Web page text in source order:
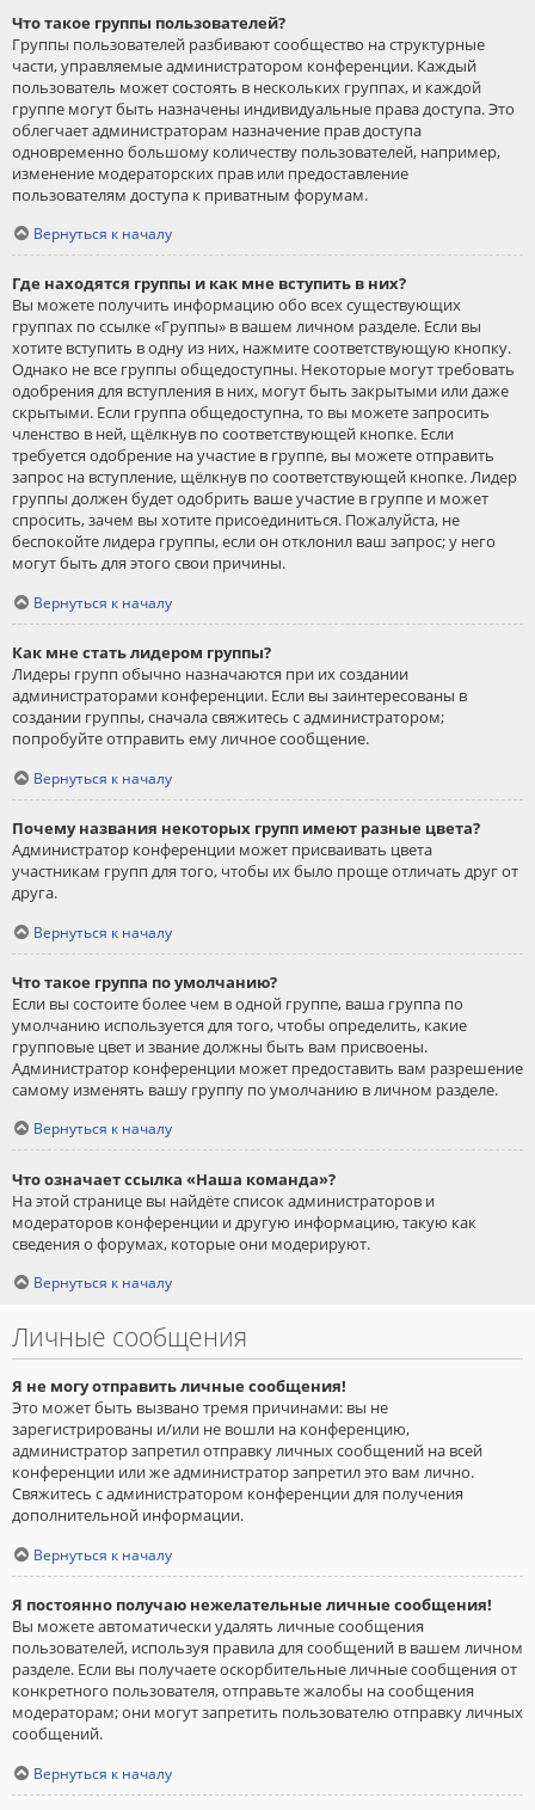
Что такое группы пользователей?
Группы пользователей разбивают сообщество на структурные
части, управляемые администратором конференции. Каждый
пользователь может состоять в нескольких группах, и каждой
группе могут быть назначены индивидуальные права доступа. Это
облегчает администраторам назначение прав доступа
одновременно большому количеству пользователей, например,
изменение модераторских прав или предоставление
пользователям доступа к приватным форумам.
Вернуться к началу
Где находятся группы и как мне вступить в них?
Вы можете получить информацию обо всех существующих
группах по ссылке «Группы» в вашем личном разделе. Если вы
хотите вступить в одну из них, нажмите соответствующую кнопку.
Однако не все группы общедоступны. Некоторые могут требовать
одобрения для вступления в них, могут быть закрытыми или даже
скрытыми. Если группа общедоступна, то вы можете запросить
членство в ней, щёлкнув по соответствующей кнопке. Если
требуется одобрение на участие в группе, вы можете отправить
запрос на вступление, щёлкнув по соответствующей кнопке. Лидер
группы должен будет одобрить ваше участие в группе и может
спросить, зачем вы хотите присоединиться. Пожалуйста, не
беспокойте лидера группы, если он отклонил ваш запрос; у него
могут быть для этого свои причины.
Вернуться к началу
Как мне стать лидером группы?
Лидеры групп обычно назначаются при их создании
администраторами конференции. Если вы заинтересованы в
создании группы, сначала свяжитесь с администратором;
попробуйте отправить ему личное сообщение.
Вернуться к началу
Почему названия некоторых групп имеют разные цвета?
Администратор конференции может присваивать цвета
участникам групп для того, чтобы их было проще отличать друг от
друга.
Вернуться к началу
Что такое группа по умолчанию?
Если вы состоите более чем в одной группе, ваша группа по
умолчанию используется для того, чтобы определить, какие
групповые цвет и звание должны быть вам присвоены.
Администратор конференции может предоставить вам разрешение
самому изменять вашу группу по умолчанию в личном разделе.
Вернуться к началу
Что означает ссылка «Наша команда»?
На этой странице вы найдёте список администраторов и
модераторов конференции и другую информацию, такую как
сведения о форумах, которые они модерируют.
Вернуться к началу
Личные сообщения
Я не могу отправить личные сообщения!
Это может быть вызвано тремя причинами: вы не
зарегистрированы и/или не вошли на конференцию,
администратор запретил отправку личных сообщений на всей
конференции или же администратор запретил это вам лично.
Свяжитесь с администратором конференции для получения
дополнительной информации.
Вернуться к началу
Я постоянно получаю нежелательные личные сообщения!
Вы можете автоматически удалять личные сообщения
пользователей, используя правила для сообщений в вашем личном
разделе. Если вы получаете оскорбительные личные сообщения от
конкретного пользователя, отправьте жалобы на сообщения
модераторам; они могут запретить пользователю отправку личных
сообщений.
Вернуться к началу